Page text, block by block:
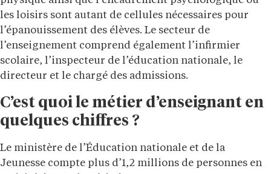
les loisirs sont autant de cellules nécessaires pour
l’épanouissement des élèves. Le secteur de
l’enseignement comprend également l’infirmier
scolaire, l’inspecteur de l’éducation nationale, le
directeur et le chargé des admissions.
C’est quoi le métier d’enseignant en
quelques chiffres ?
Le ministère de l’Éducation nationale et de la
Jeunesse compte plus d’1,2 millions de personnes en